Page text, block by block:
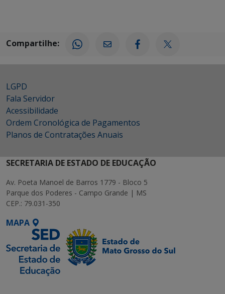
Compartilhe:
LGPD
Fala Servidor
Acessibilidade
Ordem Cronológica de Pagamentos
Planos de Contratações Anuais
SECRETARIA DE ESTADO DE EDUCAÇÃO
Av. Poeta Manoel de Barros 1779 - Bloco 5
Parque dos Poderes - Campo Grande | MS
CEP.: 79.031-350
MAPA